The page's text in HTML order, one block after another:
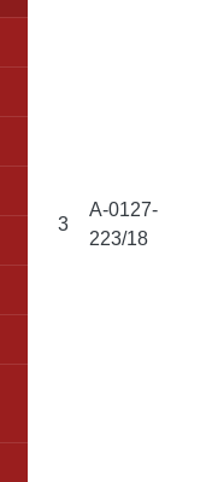
3
A-0127-
223/18